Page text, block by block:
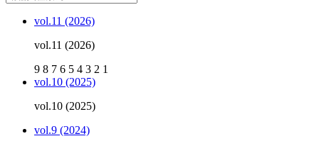
vol.11 (2026)
vol.11 (2026)
9 8 7 6 5 4 3 2 1
vol.10 (2025)
vol.10 (2025)
vol.9 (2024)